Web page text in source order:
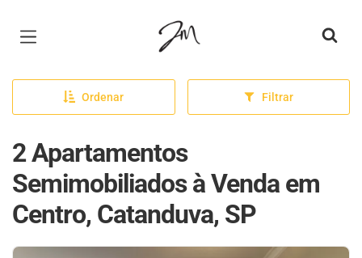
Página inicial
Ordenar Filtrar
2 Apartamentos
Semimobiliados à Venda em
Centro, Catanduva, SP